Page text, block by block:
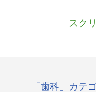
スク
「歯科」カテ